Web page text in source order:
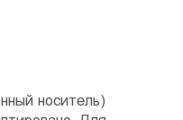
носитель)